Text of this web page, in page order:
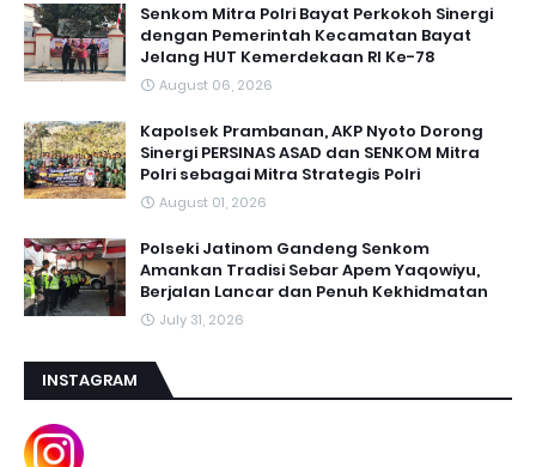
Senkom Mitra Polri Bayat Perkokoh Sinergi
dengan Pemerintah Kecamatan Bayat
Jelang HUT Kemerdekaan RI Ke-78
August 06, 2026
Kapolsek Prambanan, AKP Nyoto Dorong
Sinergi PERSINAS ASAD dan SENKOM Mitra
Polri sebagai Mitra Strategis Polri
August 01, 2026
Polseki Jatinom Gandeng Senkom
Amankan Tradisi Sebar Apem Yaqowiyu,
Berjalan Lancar dan Penuh Kekhidmatan
July 31, 2026
INSTAGRAM